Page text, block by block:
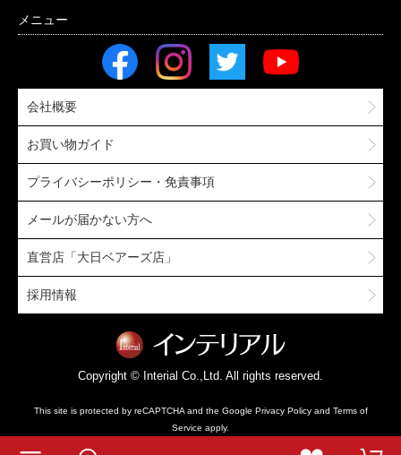
会社概要
お買い物ガイド
プライバシーポリシー・免責事項
メールが届かない方へ
直営店「大日ベアーズ店」
採用情報
Copyright © Interial Co.,Ltd. All rights reserved.
This site is protected by reCAPTCHA and the Google Privacy Policyand Terms of
Service apply.